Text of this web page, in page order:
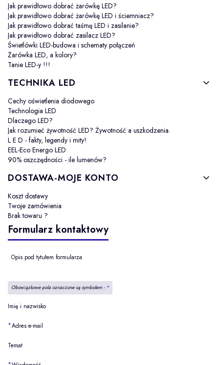
Jak prawidłowo dobrać żarówkę LED?
Jak prawidłowo dobrać żarówkę LED i ściemniacz?
Jak prawidłowo dobrać taśmę LED i zasilanie?
Jak prawidłowo dobrać zasilacz LED?
Świetlówki LED-budowa i schematy połączeń
Żarówka LED, a kolory?
Tanie LED-y !!!
TECHNIKA LED
Cechy oświetlenia diodowego
Technologia LED
Dlaczego LED?
Jak rozumieć żywotność LED? Żywotność a uszkodzenia.
L E D - fakty, legendy i mity!
EEL-Eco Energo LED
90% oszczędności - ile lumenów?
DOSTAWA-MOJE KONTO
Koszt dostawy
Twoje zamówienia
Brak towaru ?
Formularz kontaktowy
Opis pod tytułem formularza
Obowiązkowe pola oznaczone są symbolem - *
Imię i nazwisko
*Adres e-mail
Temat